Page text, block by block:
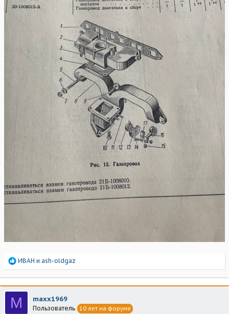
Р
а
к
ц
и
и
ИВАН и ash-oldgaz
M maxx1969
Пользователь 10 лет на форуме